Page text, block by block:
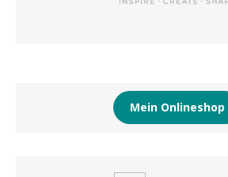
Mein Onlineshop